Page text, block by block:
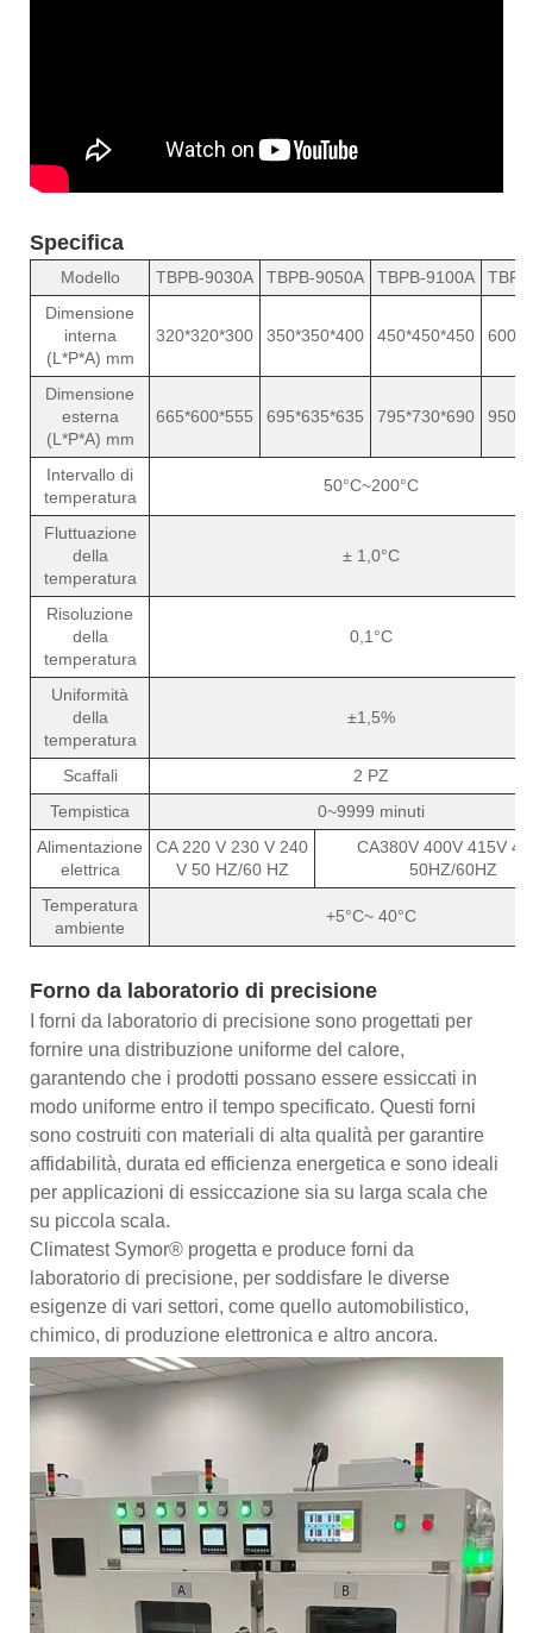
Specifica
Modello TBPB-9030A TBPB-9050A TBPB-9100A
Dimensione
interna
(L*P*A) mm
320*320*300 350*350*400 450*450*450
Dimensione
esterna
(L*P*A) mm
665*600*555 695*635*635 795*730*690
Intervallo di
temperatura
50°C~200°C
Fluttuazione
della
temperatura
± 1,0°C
Risoluzione
della
temperatura
0,1°C
Uniformità
della
temperatura
±1,5%
Scaffali
2 PZ
Tempistica
0~9999 minuti
Alimentazione
elettrica
CA 220 V 230 V 240
V 50 HZ/60 HZ
CA380V 400V 415V
50HZ/60HZ
Temperatura
ambiente
+5°C~ 40°C
Forno da laboratorio di precisione
I forni da laboratorio di precisione sono progettati per
fornire una distribuzione uniforme del calore,
garantendo che i prodotti possano essere essiccati in
modo uniforme entro il tempo specificato. Questi forni
sono costruiti con materiali di alta qualità per garantire
affidabilità, durata ed efficienza energetica e sono ideali
per applicazioni di essiccazione sia su larga scala che
su piccola scala.
Climatest Symor® progetta e produce forni da
laboratorio di precisione, per soddisfare le diverse
esigenze di vari settori, come quello automobilistico,
chimico, di produzione elettronica e altro ancora.